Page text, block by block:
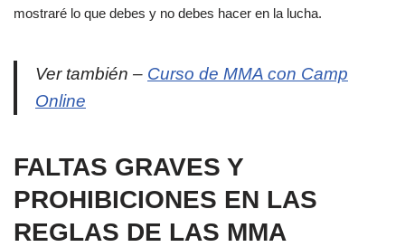
mostraré lo que debes y no debes hacer en la lucha.
Ver también – Curso de MMA con Camp
Online
FALTAS GRAVES Y
PROHIBICIONES EN LAS
REGLAS DE LAS MMA